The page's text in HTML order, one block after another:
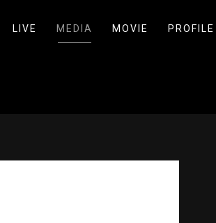
LIVE MEDIA MOVIE PROFILE